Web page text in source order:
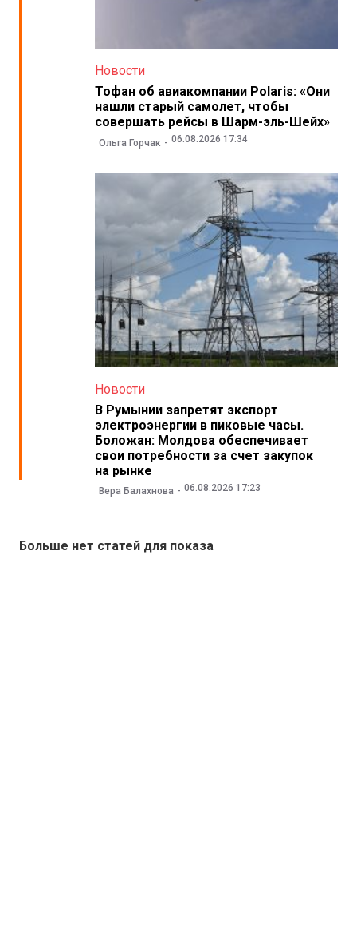
Новости
Тофан об авиакомпании Polaris: «Они
нашли старый самолет, чтобы
совершать рейсы в Шарм-эль-Шейх»
Ольга Горчак 06.08.2026 17:34
Новости
В Румынии запретят экспорт
электроэнергии в пиковые часы.
Боложан: Молдова обеспечивает
свои потребности за счет закупок
на рынке
Вера Балахнова 06.08.2026 17:23
Больше нет статей для показа